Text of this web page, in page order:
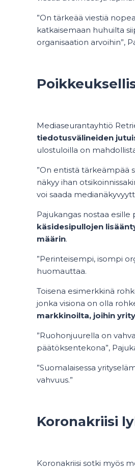
”On tärkeää viestiä
katkaisemaan huhuilta
organisaation arvoihin”,
Mediaseurantayhtiö
tiedotusvälineiden
ulostuloilla on
”On entistä tärkeämpää
näkyy ihan
voi saada
Pajukangas nostaa
käsidesipullojen
määrin.
”Perinteisempi, isompi
huomauttaa.
Toisena esimerkkinä
jonka visiona on olla
markkinoilta, joihin
”Ruohonjuurella on
päätöksentekona”,
”Suomalaisessa
vahvuus.”
Koronakriisi
Koronakriisi sotki myös